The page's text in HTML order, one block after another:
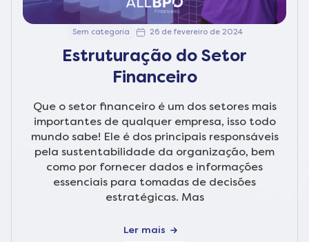
Sem categoria 26 de fevereiro de 2024
Estruturação do Setor
Financeiro
Que o setor financeiro é um dos setores mais
importantes de qualquer empresa, isso todo
mundo sabe! Ele é dos principais responsáveis
pela sustentabilidade da organização, bem
como por fornecer dados e informações
essenciais para tomadas de decisões
estratégicas. Mas
Ler mais